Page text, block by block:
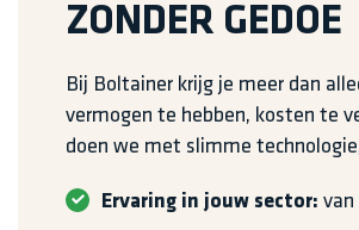
ZONDER GEDOE
Bij Boltainer krijg je meer dan
vermogen te hebben, kosten te
doen we met slimme
Ervaring in jouw sector: